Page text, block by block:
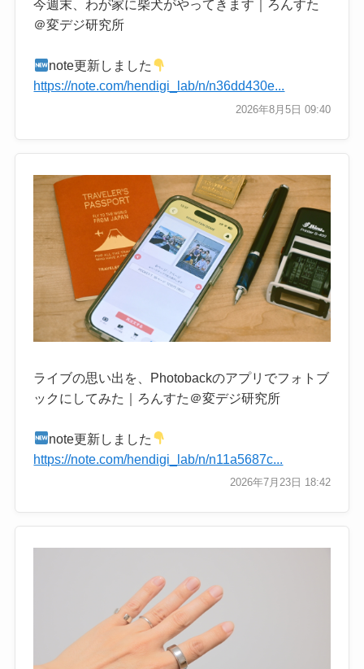
今週末、わが家に柴犬がやってきます｜ろんすた
＠変デジ研究所
note更新しました
https://note.com/hendigi_lab/n/n36dd430e...
2026年8月5日 09:40
ライブの思い出を、Photobackのアプリでフォトブ
ックにしてみた｜ろんすた＠変デジ研究所
note更新しました
https://note.com/hendigi_lab/n/n11a5687c...
2026年7月23日 18:42